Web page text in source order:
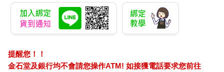
提醒您！！
金石堂及銀行均不會請您操作ATM! 如接獲電話要求您前往